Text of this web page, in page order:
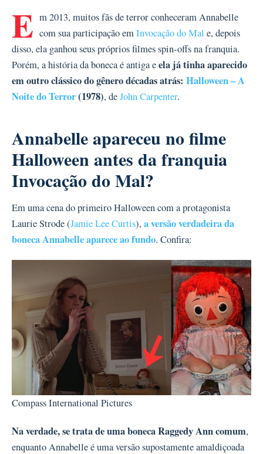
E m 2013, muitos fãs de terror conheceram Annabelle
com sua participação emInvocação do Mal e, depois
disso, ela ganhou seus próprios filmes spin-offs na franquia.
Porém, a história da boneca é antiga eela já tinha aparecido
em outro clássico do gênero décadas atrás: Halloween – A
Noite do Terror(1978), deJohn Carpenter.
Annabelle apareceu no filme
Halloween antes da franquia
Invocação do Mal?
Em uma cena do primeiro Halloween com a protagonista
Laurie Strode (Jamie Lee Curtis), a versão verdadeira da
boneca Annabelle aparece ao fundo. Confira:
Compass International Pictures
Na verdade, se trata de uma boneca Raggedy Ann comum,
enquanto Annabelle é uma versão supostamente amaldiçoada